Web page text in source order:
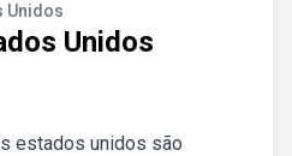
Unidos
Unidos
estados unidos são